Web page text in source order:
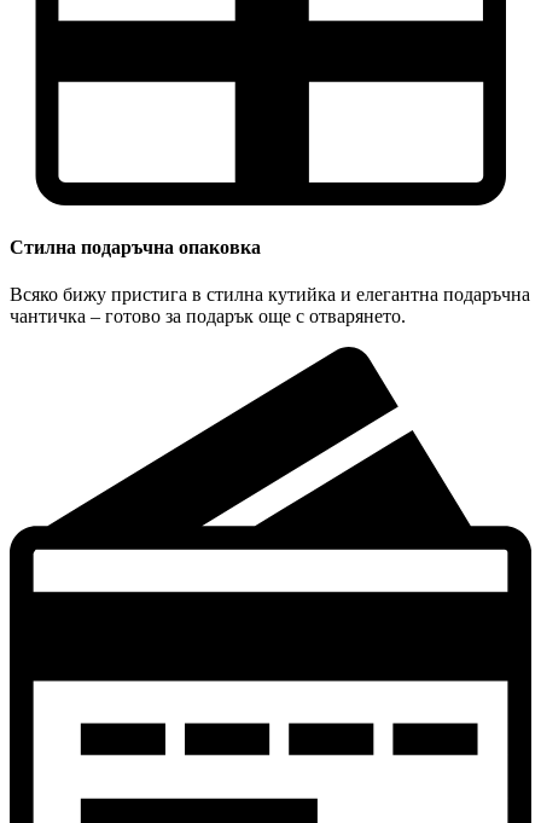
Стилна подаръчна опаковка
Всяко бижу пристига в стилна кутийка и елегантна подаръчна
чантичка – готово за подарък още с отварянето.